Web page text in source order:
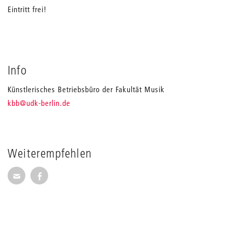
Weiterempfehlen
Seite per E-Mail weiterempfehlen
Seite auf Facebook weiterempfehlen
Eintritt frei!
Info
Künstlerisches Betriebsbüro der Fakultät Musik
kbb_
@udk-berlin.de